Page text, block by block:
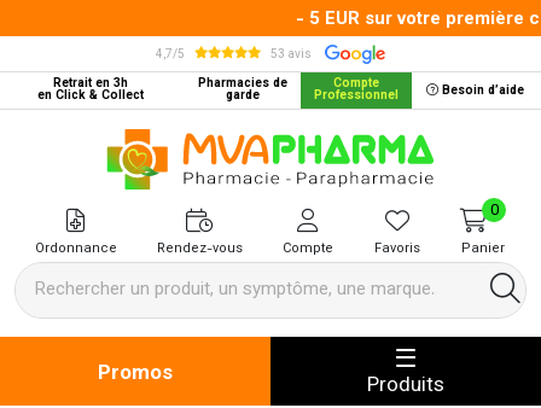
- 5 EUR sur votre première
4,7/5
53 avis
Retrait en 3h
en Click & Collect
Pharmacies de
garde
Compte
Professionnel Besoin d’aide
MVA Pharma Votre pharmacie
Ordonnance Rendez-vous Compte Favoris Panier
0
Promos Produits